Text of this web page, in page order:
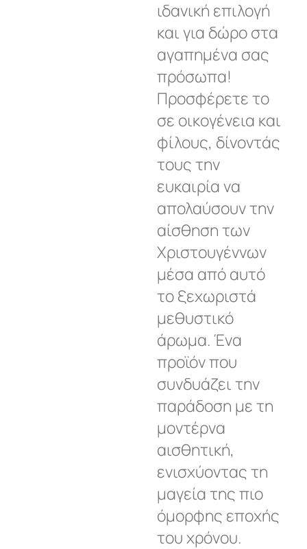
ιδανική επιλογή
και για δώρο στα
αγαπημένα σας
πρόσωπα!
Προσφέρετε το
σε οικογένεια και
φίλους, δίνοντάς
τους την
ευκαιρία να
απολαύσουν την
αίσθηση των
Χριστουγέννων
μέσα από αυτό
το ξεχωριστά
μεθυστικό
άρωμα. Ένα
προϊόν που
συνδυάζει την
παράδοση με τη
μοντέρνα
αισθητική,
ενισχύοντας τη
μαγεία της πιο
όμορφης εποχής
του χρόνου.